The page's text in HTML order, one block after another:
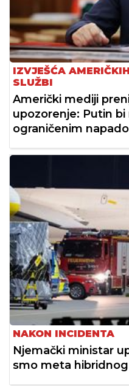
IZVJEŠĆA
SLUŽBI
Američki mediji
upozorenje: Putin
ograničenim
NAKON INCIDENTA
Njemački ministar
smo meta